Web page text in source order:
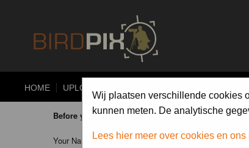
HOME UPLOAD
Wij plaatsen verschillende cookies
kunnen meten. De analytische
Lees hier meer over cookies en
Before you ask your question:pleaseread the FAQ
Your Name (Fill in your username if you have one):